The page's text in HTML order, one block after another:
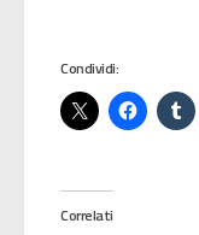
Condividi:
Correlati